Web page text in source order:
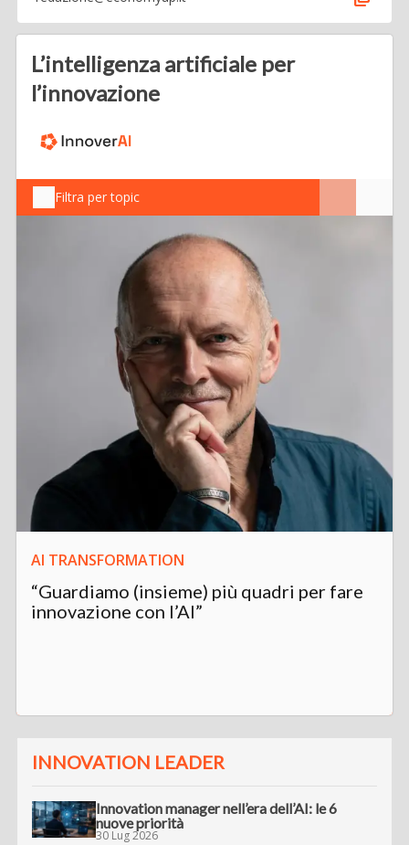
L’intelligenza artificiale per
l’innovazione
Filtra per topic
AI TRANSFORMATION
“Guardiamo (insieme) più quadri per fare
innovazione con l’AI”
INNOVATION LEADER
Innovation manager nell’era dell’AI: le 6
nuove priorità
30 Lug 2026